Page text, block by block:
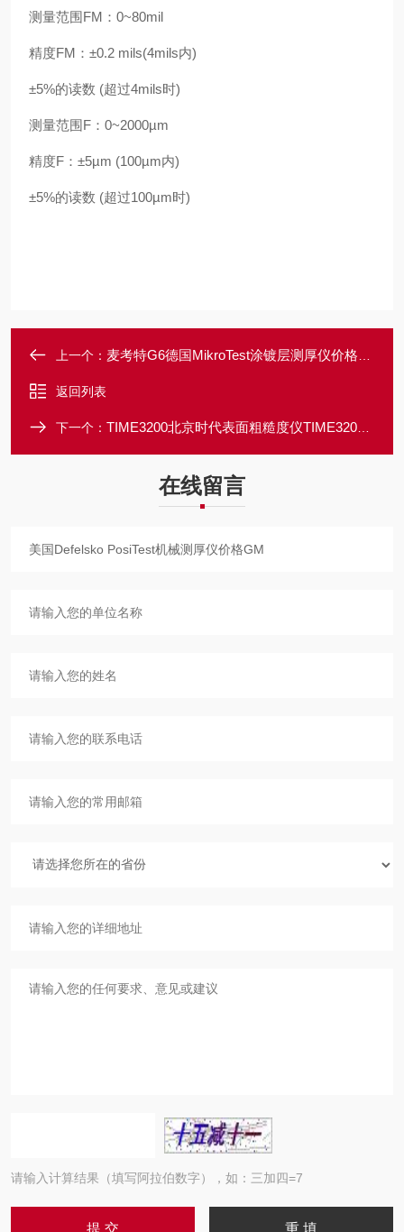
测量范围FM：0~80mil
精度FM：±0.2 mils(4mils内)
±5%的读数 (超过4mils时)
测量范围F：0~2000µm
精度F：±5µm (100µm内)
±5%的读数 (超过100µm时)
上一个： 麦考特G6德国MikroTest涂镀层测厚仪价格G6
返回列表
下一个： TIME3200北京时代表面粗糙度仪TIME3200 年底搞活动
在线留言
请输入计算结果（填写阿拉伯数字），如：三加四=7